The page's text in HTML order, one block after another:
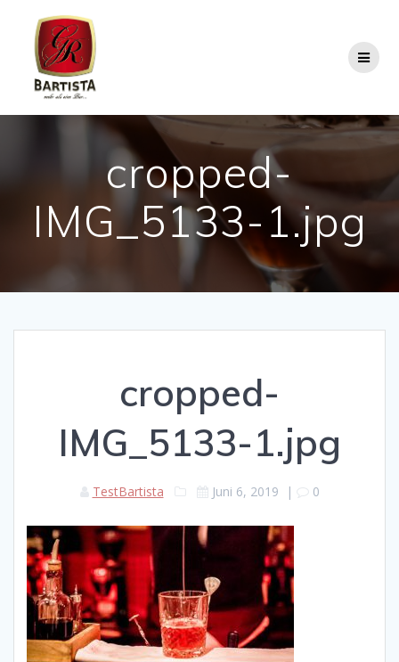
cropped-
IMG_5133-1.jpg
cropped-
IMG_5133-1.jpg
TestBartista Juni 6, 2019 | 0